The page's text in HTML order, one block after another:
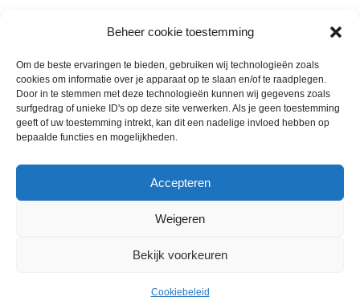
Beheer cookie toestemming
Om de beste ervaringen te bieden, gebruiken wij technologieën zoals
cookies om informatie over je apparaat op te slaan en/of te raadplegen.
Door in te stemmen met deze technologieën kunnen wij gegevens zoals
surfgedrag of unieke ID's op deze site verwerken. Als je geen toestemming
geeft of uw toestemming intrekt, kan dit een nadelige invloed hebben op
bepaalde functies en mogelijkheden.
Accepteren
Weigeren
Bekijk voorkeuren
Cookiebeleid
Wie zijn wij
Contact met onze inkoop
Klantenservice
Annuleer & Retourbeleid
Horeca-Groothandel
Wij gebruiken cookies om uw ervaring op onze
gaat u akkoord met ons gebruik van cookies.
per stuks totaal 3 kilo